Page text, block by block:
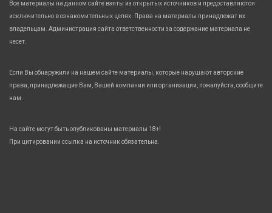
Все материалы на данном сайте взяты из открытых источников и предоставляются
исключительно в ознакомительных целях. Права на материалы принадлежат их
владельцам. Администрация сайта ответственности за содержание материала не
несет.
Если Вы обнаружили на нашем сайте материалы, которые нарушают авторские
права, принадлежащие Вам, Вашей компании или организации, пожалуйста, сообщите
нам.
На сайте могут быть опубликованы материалы 18+!
При цитировании ссылка на источник обязательна.